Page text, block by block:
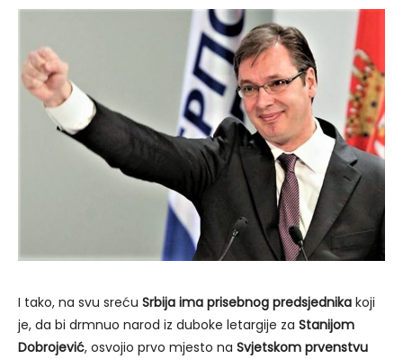
I tako, na svu sreću Srbija ima prisebnog predsjednika koji
je, da bi drmnuo narod iz duboke letargije za Stanijom
Dobrojević, osvojio prvo mjesto na Svjetskom prvenstvu